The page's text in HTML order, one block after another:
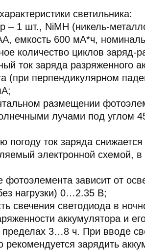
светильника:
– 1 шт., NiMH (никель-
емкость 600 мА*ч,
количество циклов заряд-
ток заряда разряженного
(при перпендикулярном
размещении
лучами под углом
погоду ток заряда
электронной схемой,
фотоэлемента зависит от
нагрузки) 0…2.35 В;
свечения светодиода в
аккумулятора и
пределах 3…8 ч. При вводе
рекомендуется зарядить